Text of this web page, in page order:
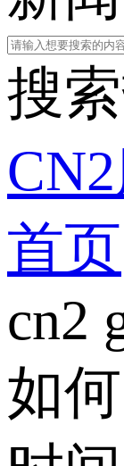
搜
首页
cn2
如